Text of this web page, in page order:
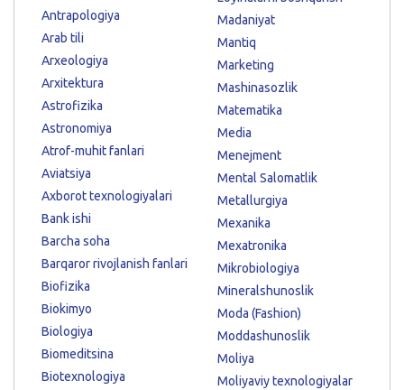
Antrapologiya
Arab tili
Arxeologiya
Arxitektura
Astrofizika
Astronomiya
Atrof-muhit fanlari
Aviatsiya
Axborot texnologiyalari
Bank ishi
Barcha soha
Barqaror rivojlanish fanlari
Biofizika
Biokimyo
Biologiya
Biomeditsina
Biotexnologiya
Madaniyat
Mantiq
Marketing
Mashinasozlik
Matematika
Media
Menejment
Mental Salomatlik
Metallurgiya
Mexanika
Mexatronika
Mikrobiologiya
Mineralshunoslik
Moda (Fashion)
Moddashunoslik
Moliya
Moliyaviy texnologiyalar